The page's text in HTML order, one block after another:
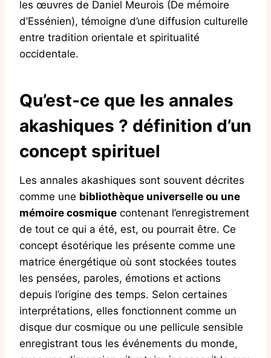
les œuvres de Daniel Meurois (De mémoire
d’Essénien), témoigne d’une diffusion culturelle
entre tradition orientale et spiritualité
occidentale.
Qu’est-ce que les annales
akashiques ? définition d’un
concept spirituel
Les annales akashiques sont souvent décrites
comme une bibliothèque universelle ou une
mémoire cosmique contenant l’enregistrement
de tout ce qui a été, est, ou pourrait être. Ce
concept ésotérique les présente comme une
matrice énergétique où sont stockées toutes
les pensées, paroles, émotions et actions
depuis l’origine des temps. Selon certaines
interprétations, elles fonctionnent comme un
disque dur cosmique ou une pellicule sensible
enregistrant tous les événements du monde,